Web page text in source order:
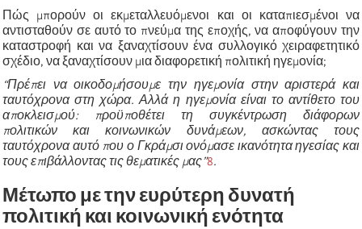
Πώς μπορούν οι εκμεταλλευόμενοι και οι καταπιεσμένοι να
αντισταθούν σε αυτό το πνεύμα της εποχής, να αποφύγουν την
καταστροφή και να ξαναχτίσουν ένα συλλογικό χειραφετητικό
σχέδιο, να ξαναχτίσουν μια διαφορετική πολιτική ηγεμονία;
“Πρέπει να οικοδομήσουμε την ηγεμονία στην αριστερά και
ταυτόχρονα στη χώρα. Αλλά η ηγεμονία είναι το αντίθετο του
αποκλεισμού: προϋποθέτει τη συγκέντρωση διάφορων
πολιτικών και κοινωνικών δυνάμεων, ασκώντας τους
ταυτόχρονα αυτό που ο Γκράμσι ονόμασε ικανότητα ηγεσίας και
τους επιβάλλοντας τις θεματικές μας”8.
Μέτωπο με την ευρύτερη δυνατή
πολιτική και κοινωνική ενότητα